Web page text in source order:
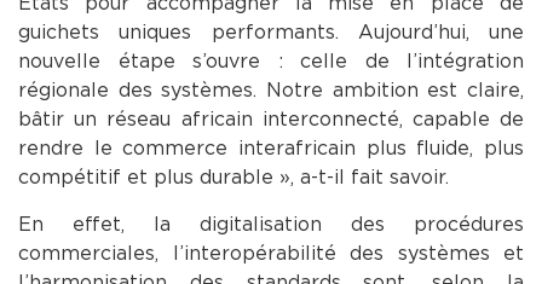
guichets uniques performants. Aujourd’hui, une
nouvelle étape s’ouvre : celle de l’intégration
régionale des systèmes. Notre ambition est claire,
bâtir un réseau africain interconnecté, capable de
rendre le commerce interafricain plus fluide, plus
compétitif et plus durable », a-t-il fait savoir.
En effet, la digitalisation des procédures
commerciales, l’interopérabilité des systèmes et